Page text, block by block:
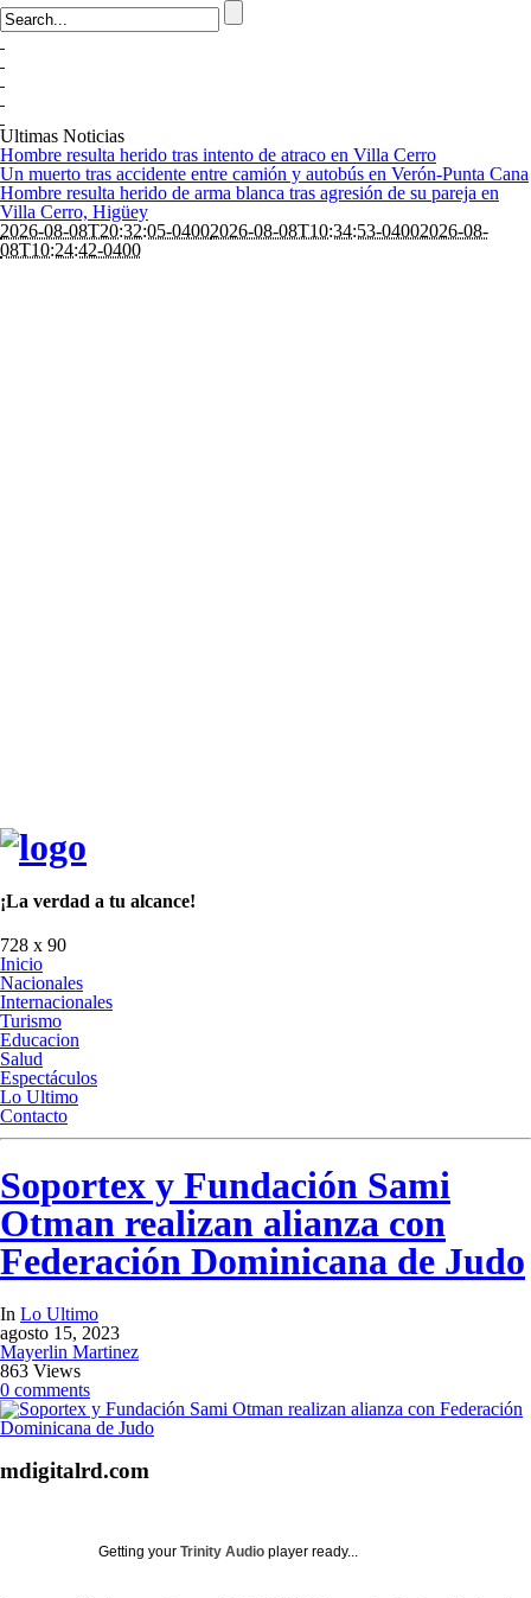
Ultimas Noticias
Hombre resulta herido tras intento de atraco en Villa Cerro
Un muerto tras accidente entre camión y autobús en Verón-Punta Cana
Hombre resulta herido de arma blanca tras agresión de su pareja en
Villa Cerro, Higüey
2026-08-08T20:32:05-04002026-08-08T10:34:53-04002026-08-
08T10:24:42-0400
¡La verdad a tu alcance!
728 x 90
Inicio
Nacionales
Internacionales
Turismo
Educacion
Salud
Espectáculos
Lo Ultimo
Contacto
Soportex y Fundación Sami
Otman realizan alianza con
Federación Dominicana de Judo
In Lo Ultimo
agosto 15, 2023
Mayerlin Martinez
863 Views
0 comments
mdigitalrd.com
Getting your Trinity Audio player ready...